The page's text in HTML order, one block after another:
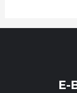
E-